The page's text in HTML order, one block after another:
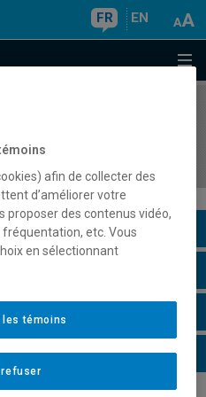
FR EN
afin de collecter des
d’améliorer votre
proposer des contenus vidéo,
fréquentation, etc. Vous
en sélectionnant
refuser
témoins